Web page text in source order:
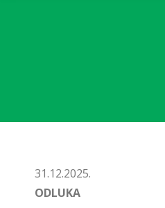
31.12.2025.
ODLUKA